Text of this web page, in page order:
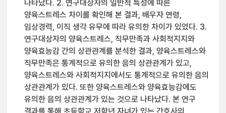
나타났다. 2. 연구대상자의 일반적 특성에 따른
양육스트레스 차이를 확인해 본 결과, 배우자 연령,
임상경력, 이직 생각 유무에 따라 유의한 차이가 있었다. 3.
연구대상자의 양육스트레스, 직무만족과 사회적지지와
양육효능감 간의 상관관계를 분석한 결과, 양육스트레스와
직무만족은 통계적으로 유의한 음의 상관관계가 있고,
양육스트레스와 사회적지지에서도 통계적으로 유의한 음의
상관관계가 있다. 또한 양육스트레스와 양육효능감에도
유의한 음의 상관관계가 있는 것으로 나타났다. 본 연구